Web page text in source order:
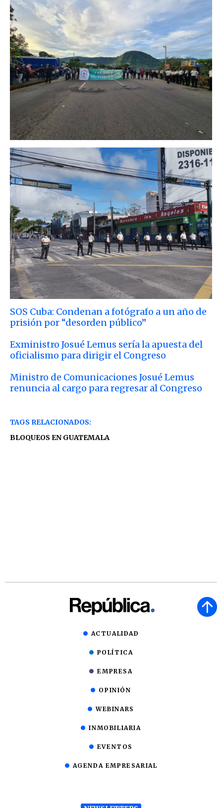
SOS Cuba: Condenan a fotógrafo a un año de
prisión por “desorden público”
Exministro Josué Lemus sería la apuesta del
oficialismo para dirigir el Congreso
Ministro de Comunicaciones Josué Lemus
renuncia al cargo para regresar al Congreso
TAGS RELACIONADOS:
BLOQUEOS EN GUATEMALA
ACTUALIDAD
POLÍTICA
EMPRESA
OPINIÓN
WEBINARS
INMOBILIARIA
EVENTOS
AGENDA EMPRESARIAL